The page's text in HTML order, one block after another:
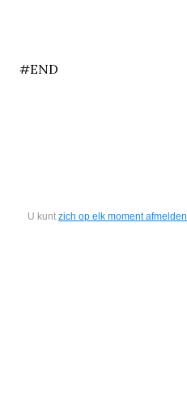
#END
U kunt zich op elk moment afmelden